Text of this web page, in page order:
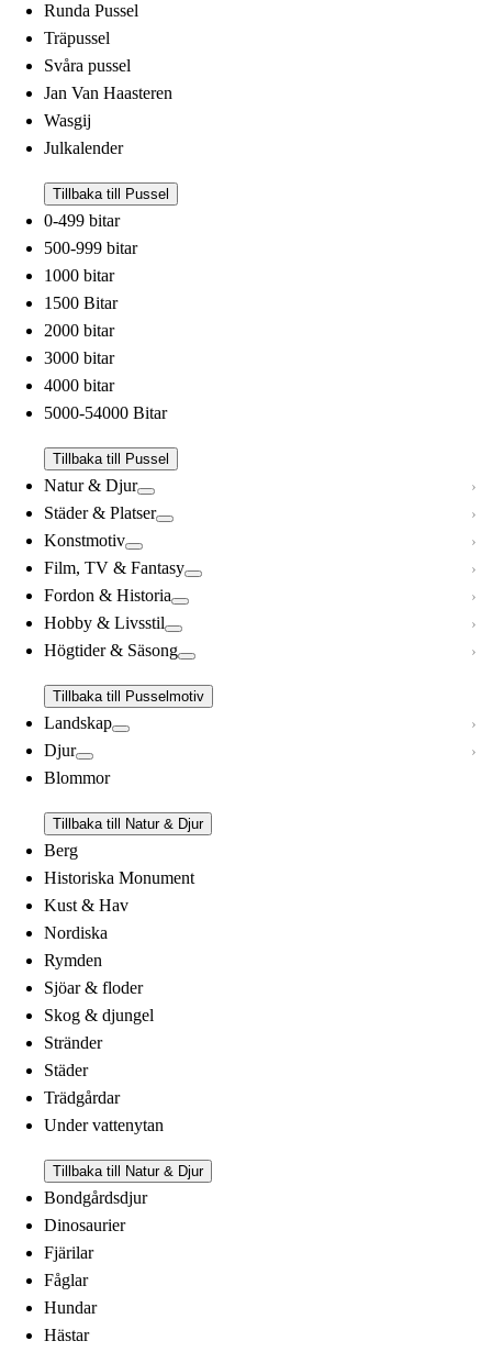
Runda Pussel
Träpussel
Svåra pussel
Jan Van Haasteren
Wasgij
Julkalender
Tillbaka till Pussel
0-499 bitar
500-999 bitar
1000 bitar
1500 Bitar
2000 bitar
3000 bitar
4000 bitar
5000-54000 Bitar
Tillbaka till Pussel
Natur & Djur
Städer & Platser
Konstmotiv
Film, TV & Fantasy
Fordon & Historia
Hobby & Livsstil
Högtider & Säsong
Tillbaka till Pusselmotiv
Landskap
Djur
Blommor
Tillbaka till Natur & Djur
Berg
Historiska Monument
Kust & Hav
Nordiska
Rymden
Sjöar & floder
Skog & djungel
Stränder
Städer
Trädgårdar
Under vattenytan
Tillbaka till Natur & Djur
Bondgårdsdjur
Dinosaurier
Fjärilar
Fåglar
Hundar
Hästar